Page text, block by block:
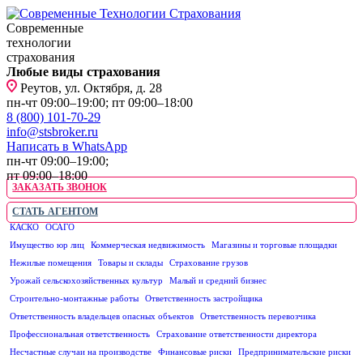
Современные
технологии
страхования
Любые виды страхования
Реутов, ул. Октября, д. 28
пн-чт 09:00–19:00; пт 09:00–18:00
8 (800) 101-70-29
info@stsbroker.ru
Написать в WhatsApp
пн-чт 09:00–19:00;
пт 09:00–18:00
ЗАКАЗАТЬ ЗВОНОК
СТАТЬ АГЕНТОМ
КАСКО ОСАГО
Имущество юр лиц
Коммерческая недвижимость
Магазины и торговые площадки
Нежилые помещения
Товары и склады
Страхование грузов
Урожай сельскохозяйственных культур
Малый и средний бизнес
Строительно-монтажные работы
Ответственность застройщика
Ответственность владельцев опасных объектов
Ответственность перевозчика
Профессиональная ответственность
Страхование ответственности директора
Несчастные случаи на производстве
Финансовые риски Предпринимательские риски